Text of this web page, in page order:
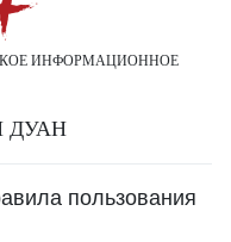
ИНФОРМАЦИОННОЕ
ДУАН
пользования